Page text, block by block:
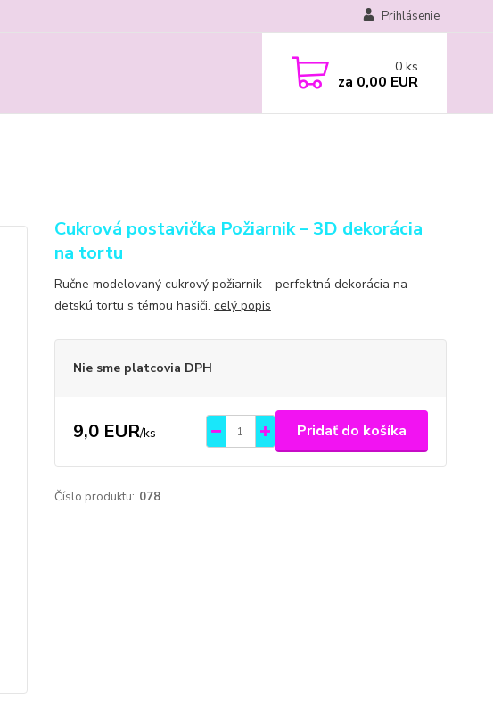
Prihlásenie
0 ks
za 0,00 EUR
Cukrová postavička Požiarnik – 3D dekorácia
na tortu
Ručne modelovaný cukrový požiarnik – perfektná dekorácia na
detskú tortu s témou hasiči. celý popis
Nie sme platcovia DPH
9,0 EUR/ks Pridať do košíka
Číslo produktu: 078